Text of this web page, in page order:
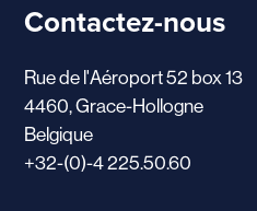
Contactez-nous
Rue de l'Aéroport 52 box 13
4460, Grace-Hollogne
Belgique
+32-(0)-4 225.50.60